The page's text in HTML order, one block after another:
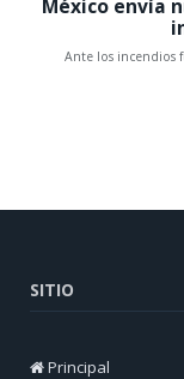
SITIO
Principal